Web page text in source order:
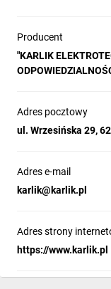
Producent
"KARLIK
Adres pocztowy
ul. Wrzesińska 29,
Adres e-mail
karlik@karlik.pl
Adres strony
https://www.karlik.pl